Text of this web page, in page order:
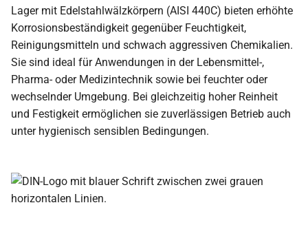
Lager mit Edelstahlwälzkörpern (AISI 440C) bieten erhöhte
Korrosionsbeständigkeit gegenüber Feuchtigkeit,
Reinigungsmitteln und schwach aggressiven Chemikalien.
Sie sind ideal für Anwendungen in der Lebensmittel-,
Pharma- oder Medizintechnik sowie bei feuchter oder
wechselnder Umgebung. Bei gleichzeitig hoher Reinheit
und Festigkeit ermöglichen sie zuverlässigen Betrieb auch
unter hygienisch sensiblen Bedingungen.